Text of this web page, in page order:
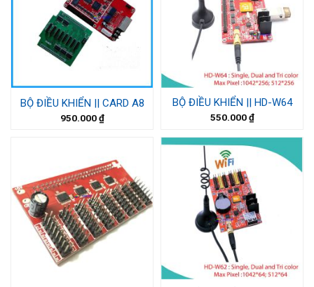
BỘ ĐIỀU KHIỂN || CARD A8
950.000₫
BỘ ĐIỀU KHIỂN || HD-W64
550.000₫